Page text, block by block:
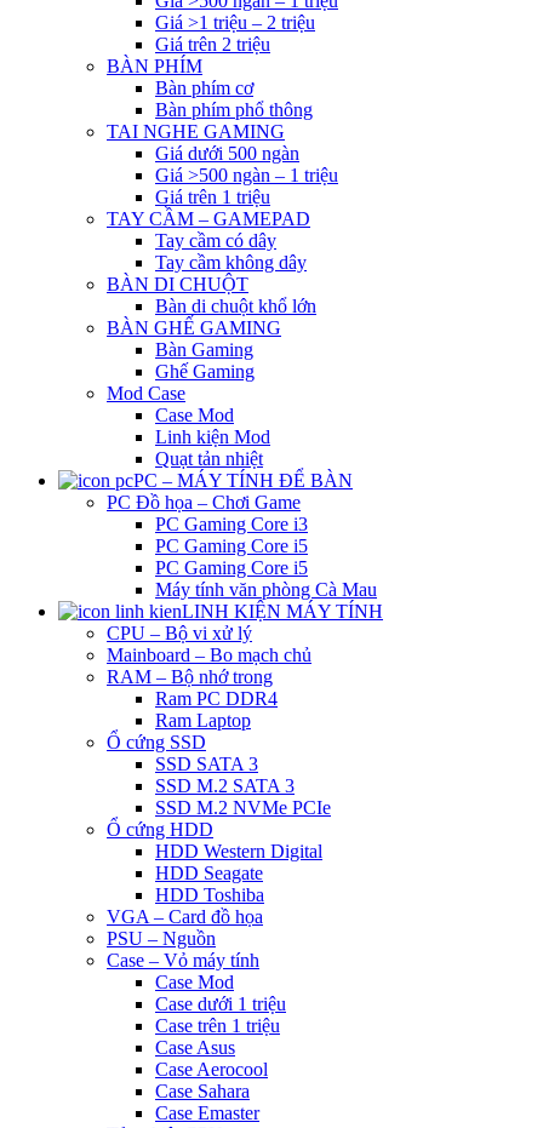
Giá >1 triệu – 2 triệu
Giá trên 2 triệu
BÀN PHÍM
Bàn phím cơ
Bàn phím phổ thông
TAI NGHE GAMING
Giá dưới 500 ngàn
Giá >500 ngàn – 1 triệu
Giá trên 1 triệu
TAY CẦM – GAMEPAD
Tay cầm có dây
Tay cầm không dây
BÀN DI CHUỘT
Bàn di chuột khổ lớn
BÀN GHẾ GAMING
Bàn Gaming
Ghế Gaming
Mod Case
Case Mod
Linh kiện Mod
Quạt tản nhiệt
PC – MÁY TÍNH ĐỂ BÀN
PC Đồ họa – Chơi Game
PC Gaming Core i3
PC Gaming Core i5
PC Gaming Core i5
Máy tính văn phòng Cà Mau
LINH KIỆN MÁY TÍNH
CPU – Bộ vi xử lý
Mainboard – Bo mạch chủ
RAM – Bộ nhớ trong
Ram PC DDR4
Ram Laptop
Ổ cứng SSD
SSD SATA 3
SSD M.2 SATA 3
SSD M.2 NVMe PCIe
Ổ cứng HDD
HDD Western Digital
HDD Seagate
HDD Toshiba
VGA – Card đồ họa
PSU – Nguồn
Case – Vỏ máy tính
Case Mod
Case dưới 1 triệu
Case trên 1 triệu
Case Asus
Case Aerocool
Case Sahara
Case Emaster